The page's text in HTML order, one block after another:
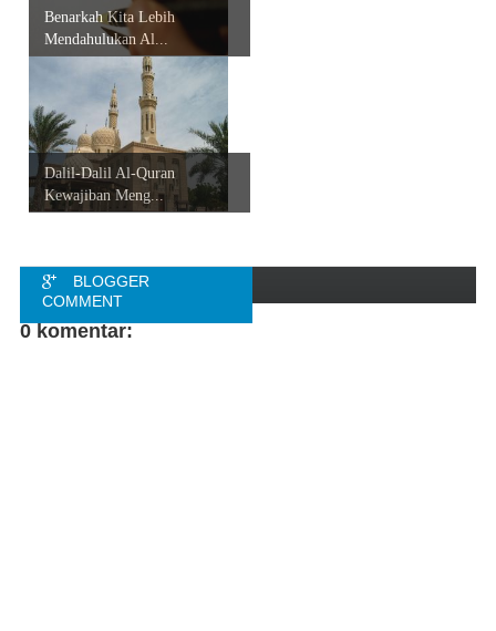
Benarkah Kita Lebih
Mendahulukan Al...
Dalil-Dalil Al-Quran
Kewajiban Meng...
BLOGGER
COMMENT
0 komentar: